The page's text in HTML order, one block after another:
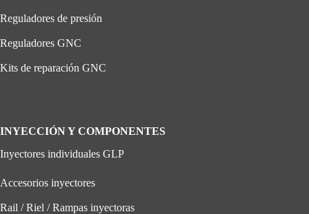
Reguladores de presión
Reguladores GNC
Kits de reparación GNC
INYECCIÓN Y COMPONENTES
Inyectores individuales GLP
Accesorios inyectores
Rail / Riel / Rampas inyectoras